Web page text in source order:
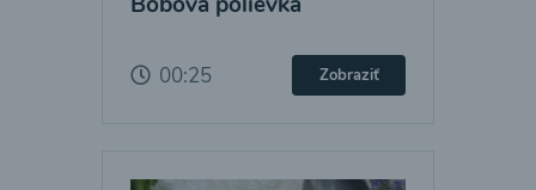
00:25 Zobraziť